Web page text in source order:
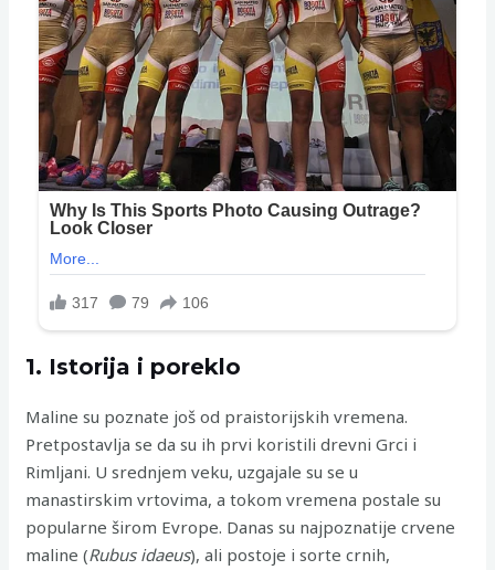
1. Istorija i poreklo
Maline su poznate još od praistorijskih vremena.
Pretpostavlja se da su ih prvi koristili drevni Grci i
Rimljani. U srednjem veku, uzgajale su se u
manastirskim vrtovima, a tokom vremena postale su
popularne širom Evrope. Danas su najpoznatije crvene
maline (Rubus idaeus), ali postoje i sorte crnih,